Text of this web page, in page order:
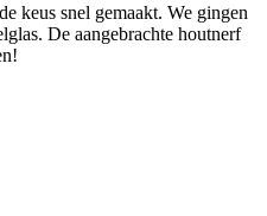
keus snel gemaakt. We gingen
De aangebrachte houtnerf